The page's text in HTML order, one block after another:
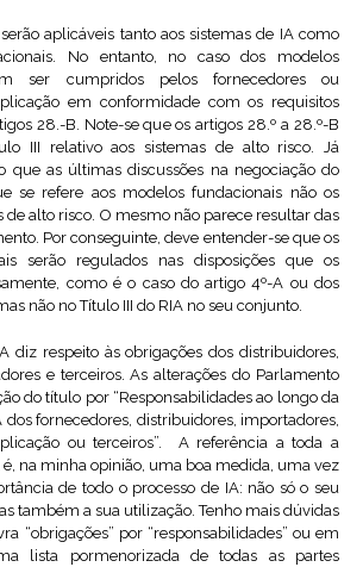
aplicáveis tanto aos sistemas de IA como
No entanto, no caso dos modelos
ser cumpridos pelos fornecedores ou
em conformidade com os requisitos
28.-B. Note-se que os artigos 28.º a 28.º-B
III relativo aos sistemas de alto risco. Já
que as últimas discussões na negociação do
se refere aos modelos fundacionais não os
de alto risco. O mesmo não parece resultar das
Por conseguinte, deve entender-se que os
serão regulados nas disposições que os
como é o caso do artigo 4º-A ou dos
não no Título III do RIA no seu conjunto.
diz respeito às obrigações dos distribuidores,
e terceiros. As alterações do Parlamento
do título por “Responsabilidades ao longo da
dos fornecedores, distribuidores, importadores,
ou terceiros”. A referência a toda a
é, na minha opinião, uma boa medida, uma vez
de todo o processo de IA: não só o seu
também a sua utilização. Tenho mais dúvidas
“obrigações” por “responsabilidades” ou em
lista pormenorizada de todas as partes